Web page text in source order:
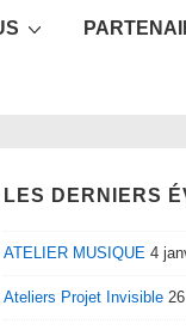
LES DERNIERS
ATELIER MUSIQUE 4
Ateliers Projet Invisible